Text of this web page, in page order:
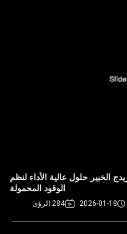
الخبير حلول عالية الأداء لنظم
الوقود المحمولة
2026-01-18 284 الرؤى